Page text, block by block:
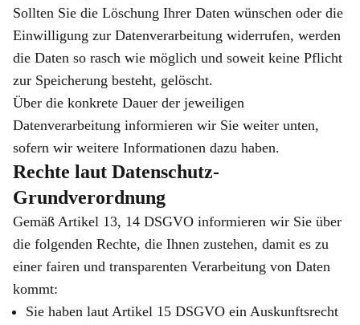
Sollten Sie die Löschung Ihrer Daten wünschen oder die
Einwilligung zur Datenverarbeitung widerrufen, werden
die Daten so rasch wie möglich und soweit keine Pflicht
zur Speicherung besteht, gelöscht.
Über die konkrete Dauer der jeweiligen
Datenverarbeitung informieren wir Sie weiter unten,
sofern wir weitere Informationen dazu haben.
Rechte laut Datenschutz-
Grundverordnung
Gemäß Artikel 13, 14 DSGVO informieren wir Sie über
die folgenden Rechte, die Ihnen zustehen, damit es zu
einer fairen und transparenten Verarbeitung von Daten
kommt:
Sie haben laut Artikel 15 DSGVO ein Auskunftsrecht